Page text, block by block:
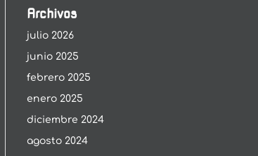
Archivos
julio 2026
junio 2025
febrero 2025
enero 2025
diciembre 2024
agosto 2024